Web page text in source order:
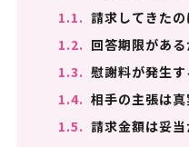
1.1. 請求してきた
1.2. 回答期限がある
1.3. 慰謝料が発生す
1.4. 相手の主張は真
1.5. 請求金額は妥当